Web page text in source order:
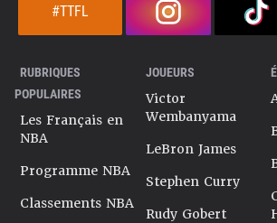
#TTFL
RUBRIQUES
POPULAIRES
Les Français en
NBA
Programme NBA
Classements NBA
JOUEURS
Victor
Wembanyama
LeBron James
Stephen Curry
Rudy Gobert